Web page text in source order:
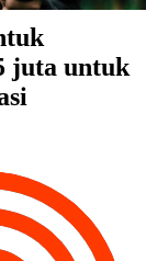
juta untuk